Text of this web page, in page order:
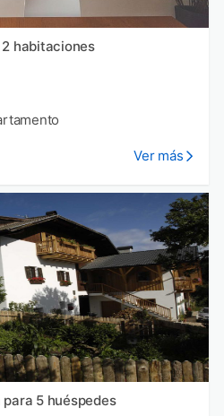
2 habitaciones
Ver más
5 huéspedes